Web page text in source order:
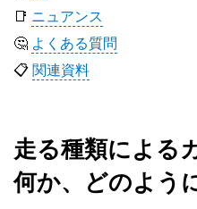
📑 ニュアンス
🤔 よくある質問
📋関連資料
走る種類による
何か、どのよう